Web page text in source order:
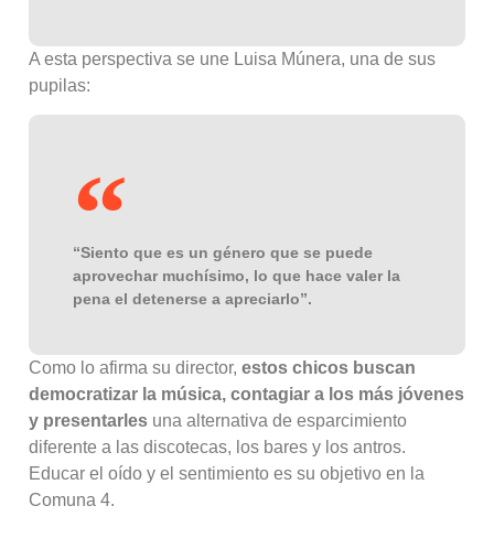
A esta perspectiva se une Luisa Múnera, una de sus
pupilas:
“Siento que es un género que se puede
aprovechar muchísimo, lo que hace valer la
pena el detenerse a apreciarlo”.
Como lo afirma su director, estos chicos buscan
democratizar la música, contagiar a los más jóvenes
y presentarles una alternativa de esparcimiento
diferente a las discotecas, los bares y los antros.
Educar el oído y el sentimiento es su objetivo en la
Comuna 4.